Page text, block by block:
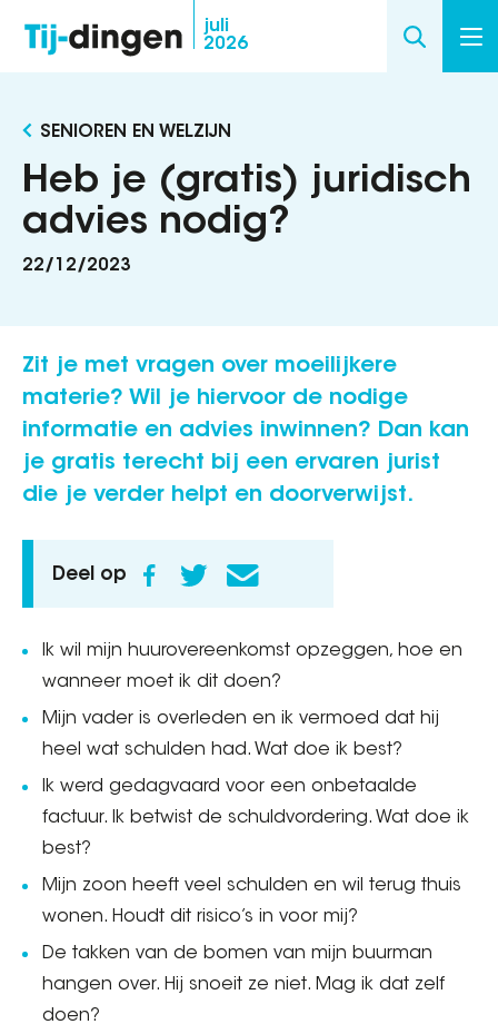
inhoud
gaan
juli
2026
SENIOREN EN WELZIJN
Heb je (gratis) juridisch
advies nodig?
22/12/2023
Zit je met vragen over moeilijkere
materie? Wil je hiervoor de nodige
informatie en advies inwinnen? Dan kan
je gratis terecht bij een ervaren jurist
die je verder helpt en doorverwijst.
Deel op
Ik wil mijn huurovereenkomst opzeggen, hoe en
wanneer moet ik dit doen?
Mijn vader is overleden en ik vermoed dat hij
heel wat schulden had. Wat doe ik best?
Ik werd gedagvaard voor een onbetaalde
factuur. Ik betwist de schuldvordering. Wat doe ik
best?
Mijn zoon heeft veel schulden en wil terug thuis
wonen. Houdt dit risico’s in voor mij?
De takken van de bomen van mijn buurman
hangen over. Hij snoeit ze niet. Mag ik dat zelf
doen?